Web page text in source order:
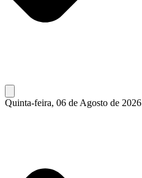
Quinta-feira, 06 de Agosto de 2026